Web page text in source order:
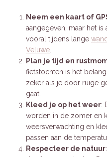
Neem een kaart of
aangegeven, maar het
vooral tijdens lange
Veluwe
Plan je tijd en
fietstochten is het
zeker als je door ruige
gaat.
Kleed je op het weer:
worden in de zomer en
weersverwachting en
passen aan de
Respecteer de natuur